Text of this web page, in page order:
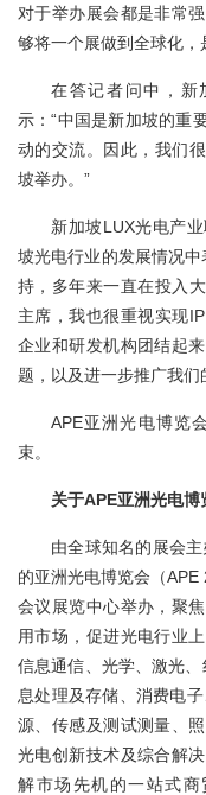
对于举办展会都是非常
够将一个展做到全球化，
在答记者问中，新
示：“中国是新加坡的重
动的交流。因此，我们
坡举办。”
新加坡LUX光电产
坡光电行业的发展情况
持，多年来一直在投入
主席，我也很重视实现
企业和研发机构团结起
题，以及进一步推广我们
APE亚洲光电博览
束。
关于APE亚洲光电博
由全球知名的展会
的亚洲光电博览会（
会议展览中心举办，聚
用市场，促进光电行业
信息通信、光学、激光
息处理及存储、消费电
源、传感及测试测量、
光电创新技术及综合解
解市场先机的一站式